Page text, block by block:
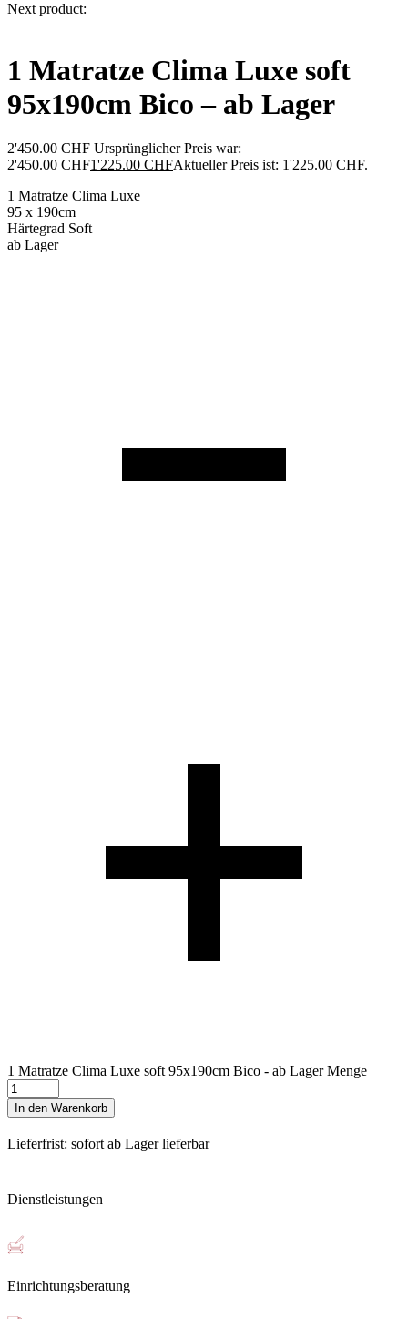
Next product:
1 Matratze Clima Luxe soft
95x190cm Bico – ab Lager
2'450.00CHF Ursprünglicher Preis war:
2'450.00 CHF1'225.00 CHFAktueller Preis ist: 1'225.00 CHF.
1 Matratze Clima Luxe
95 x 190cm
Härtegrad Soft
ab Lager
1 Matratze Clima Luxe soft 95x190cm Bico - ab Lager Menge
In den Warenkorb
Lieferfrist: sofort ab Lager lieferbar
Dienstleistungen
Einrichtungsberatung